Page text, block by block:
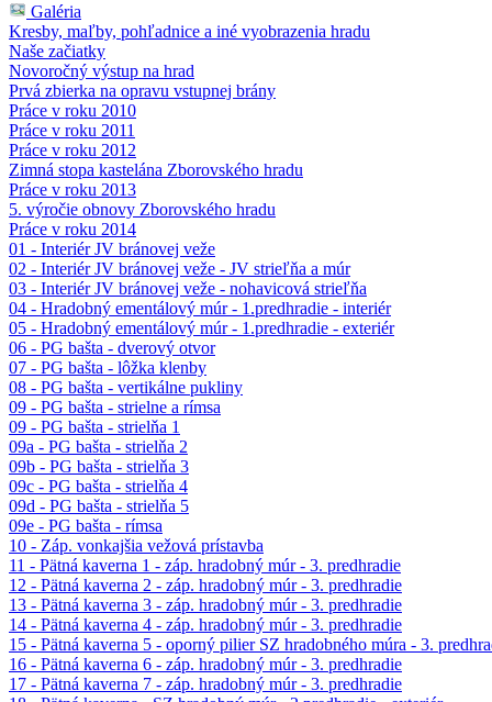
Galéria
Kresby, maľby, pohľadnice a iné vyobrazenia hradu
Naše začiatky
Novoročný výstup na hrad
Prvá zbierka na opravu vstupnej brány
Práce v roku 2010
Práce v roku 2011
Práce v roku 2012
Zimná stopa kastelána Zborovského hradu
Práce v roku 2013
5. výročie obnovy Zborovského hradu
Práce v roku 2014
01 - Interiér JV bránovej veže
02 - Interiér JV bránovej veže - JV strieľňa a múr
03 - Interiér JV bránovej veže - nohavicová strieľňa
04 - Hradobný ementálový múr - 1.predhradie - interiér
05 - Hradobný ementálový múr - 1.predhradie - exteriér
06 - PG bašta - dverový otvor
07 - PG bašta - lôžka klenby
08 - PG bašta - vertikálne pukliny
09 - PG bašta - strielne a rímsa
09 - PG bašta - strielňa 1
09a - PG bašta - strielňa 2
09b - PG bašta - strielňa 3
09c - PG bašta - strielňa 4
09d - PG bašta - strielňa 5
09e - PG bašta - rímsa
10 - Záp. vonkajšia vežová prístavba
11 - Pätná kaverna 1 - záp. hradobný múr - 3. predhradie
12 - Pätná kaverna 2 - záp. hradobný múr - 3. predhradie
13 - Pätná kaverna 3 - záp. hradobný múr - 3. predhradie
14 - Pätná kaverna 4 - záp. hradobný múr - 3. predhradie
15 - Pätná kaverna 5 - oporný pilier SZ hradobného múra - 3.
16 - Pätná kaverna 6 - záp. hradobný múr - 3. predhradie
17 - Pätná kaverna 7 - záp. hradobný múr - 3. predhradie